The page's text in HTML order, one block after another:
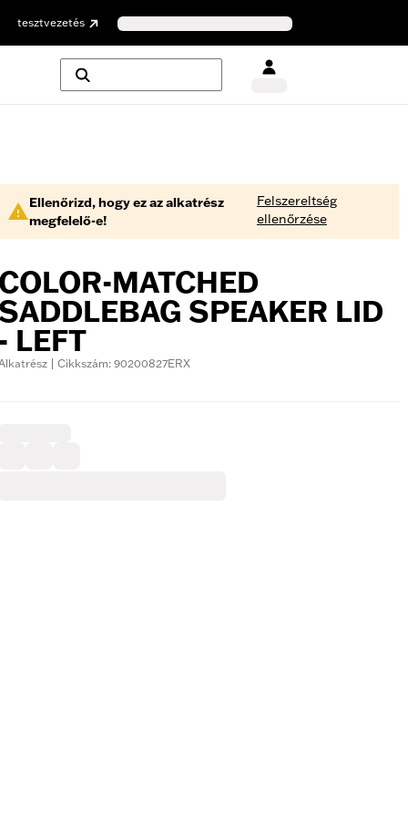
tesztvezetés
Ellenőrizd, hogy ez az alkatrész
megfelelő-e!
Felszereltség
ellenőrzése
MATCHED
SPEAKER LID
LEFT
| Cikkszám: 90200827ERX